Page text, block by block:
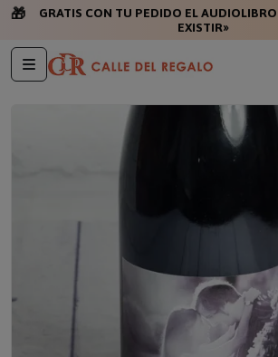
🎁
GRATIS CON TU PEDIDO EL
EXISTIR»